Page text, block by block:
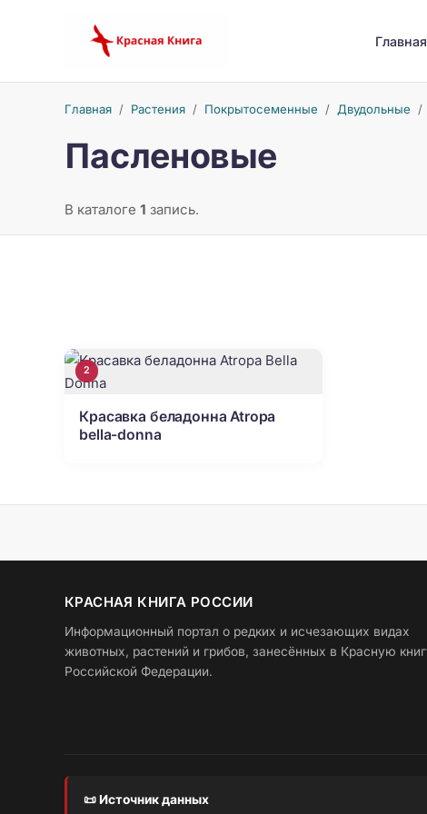
Главная
Главная/ Растения/ Покрытосеменные / Двудольные /
Пасленовые
В каталоге 1 запись.
2
Красавка беладонна Atropa
bella-donna
КРАСНАЯ КНИГА РОССИИ
Информационный портал о редких и исчезающих видах
животных, растений и грибов, занесённых в Красную
Российской Федерации.
📜 Источник данных